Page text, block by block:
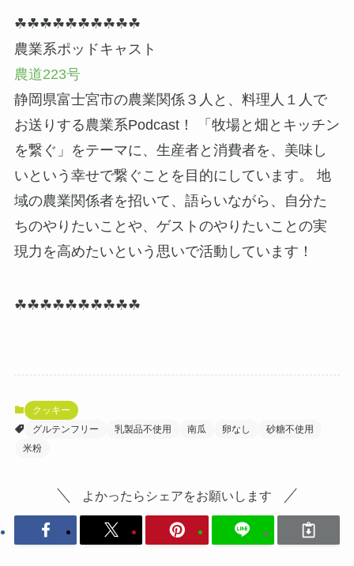
☘☘☘☘☘☘☘☘☘☘
農業系ポッドキャスト
農道223号
静岡県富士宮市の農業関係３人と、料理人１人で
お送りする農業系Podcast！ 「牧場と畑とキッチン
を繋ぐ」をテーマに、生産者と消費者を、美味し
いという幸せで繋ぐことを目的にしています。 地
域の農業関係者を招いて、語らいながら、自分た
ちのやりたいことや、ゲストのやりたいことの実
現力を高めたいという思いで活動しています！
☘☘☘☘☘☘☘☘☘☘
クッキー
グルテンフリー
乳製品不使用 南瓜 卵なし
砂糖不使用
米粉
よかったらシェアをお願いします